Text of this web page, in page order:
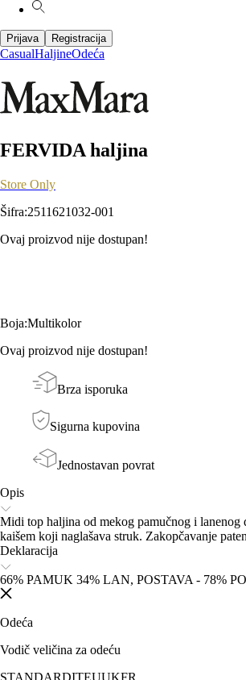
Prijava Registracija
CasualHaljineOdeća
FERVIDA haljina
Store Only
Šifra:2511621032-001
Ovaj proizvod nije dostupan!
Boja:Multikolor
Ovaj proizvod nije dostupan!
Brza isporuka
Sigurna kupovina
Jednostavan povrat
Opis
Midi top haljina od mekog pamučnog i lanenog
kaišem koji naglašava struk. Zakopčavanje
Deklaracija
66% PAMUK 34% LAN, POSTAVA - 78%
Odeća
Vodič veličina za odeću
STANDARDITEUUKFR